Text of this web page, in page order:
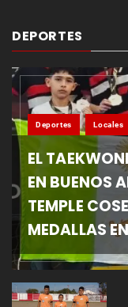
DEPORTES
Deportes Locales
EL
EN BUENOS
TEMPLE
MEDALLAS